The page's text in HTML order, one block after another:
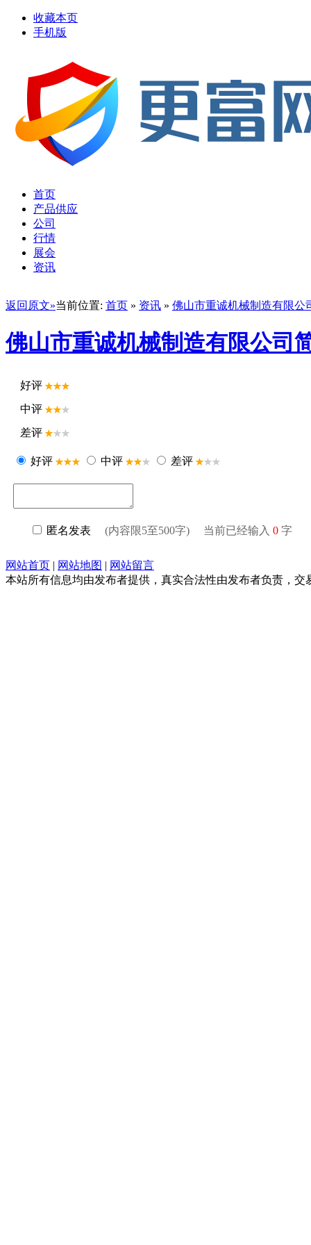
收藏本页
手机版
首页
产品供应
公司
行情
展会
资讯
返回原文»当前位置: 首页 » 资讯 » 佛山市重诚机械制造有限公
佛山市重诚机械制造有限公司
好评
中评
差评
好评 中评 差评
匿名发表 (内容限5至500字) 当前已经输入 0 字
网站首页 | 网站地图 | 网站留言
本站所有信息均由发布者提供，真实合法性由发布者负责，